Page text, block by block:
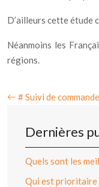
D’ailleurs cette étude
Néanmoins les
régions.
# Suivi de
Dernières
Quels sont les
Qui est prioritaire